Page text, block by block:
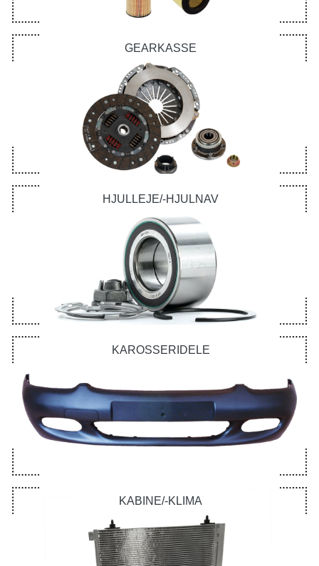
GEARKASSE
HJULLEJE/-HJULNAV
KAROSSERIDELE
KABINE/-KLIMA